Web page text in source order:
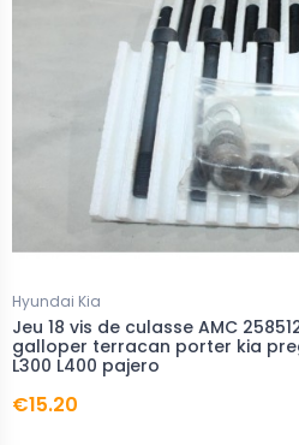
Hyundai Kia
Jeu 18 vis de culasse AMC
galloper terracan porter kia
L300 L400 pajero
€15.20